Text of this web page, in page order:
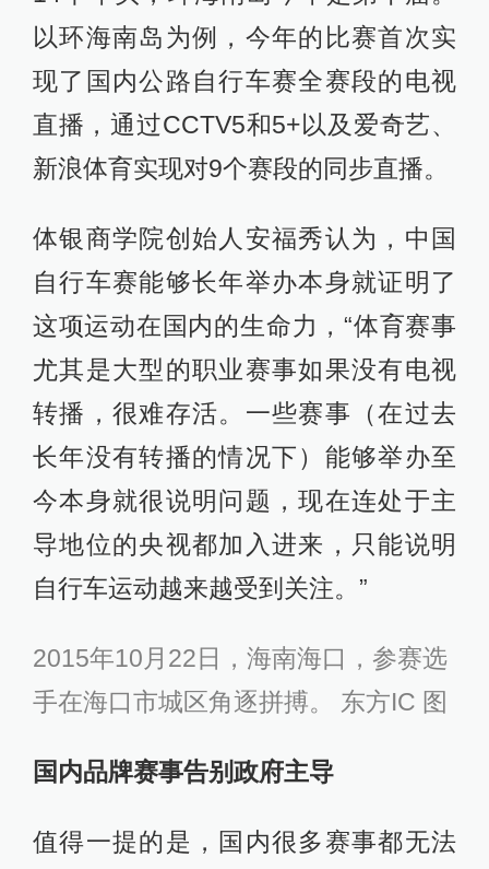
以环海南岛为例，今年的比赛首次实
现了国内公路自行车赛全赛段的电视
直播，通过CCTV5和5+以及爱奇艺、
新浪体育实现对9个赛段的同步直播。
体银商学院创始人安福秀认为，中国
自行车赛能够长年举办本身就证明了
这项运动在国内的生命力，“体育赛事
尤其是大型的职业赛事如果没有电视
转播，很难存活。一些赛事（在过去
长年没有转播的情况下）能够举办至
今本身就很说明问题，现在连处于主
导地位的央视都加入进来，只能说明
自行车运动越来越受到关注。”
2015年10月22日，海南海口，参赛选
手在海口市城区角逐拼搏。 东方IC 图
国内品牌赛事告别政府主导
值得一提的是，国内很多赛事都无法